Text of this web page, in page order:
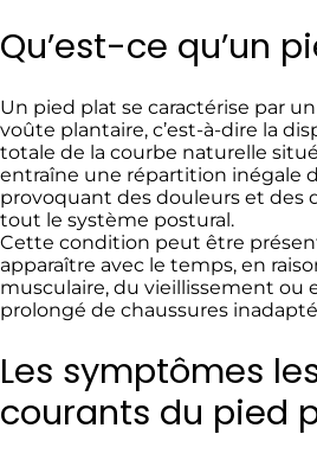
Qu’est-ce qu’un
Un pied plat se caractérise par
voûte plantaire, c’est-à-dire la
totale de la courbe naturelle
entraîne une répartition inégale
provoquant des douleurs et des
tout le système postural.
Cette condition peut être
apparaître avec le temps, en
musculaire, du vieillissement ou
prolongé de chaussures
Les symptômes
courants du pied